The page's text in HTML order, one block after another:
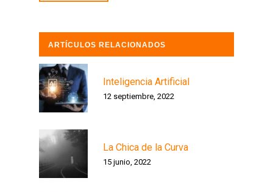
ARTÍCULOS RELACIONADOS
Inteligencia Artificial
12 septiembre, 2022
La Chica de la Curva
15 junio, 2022